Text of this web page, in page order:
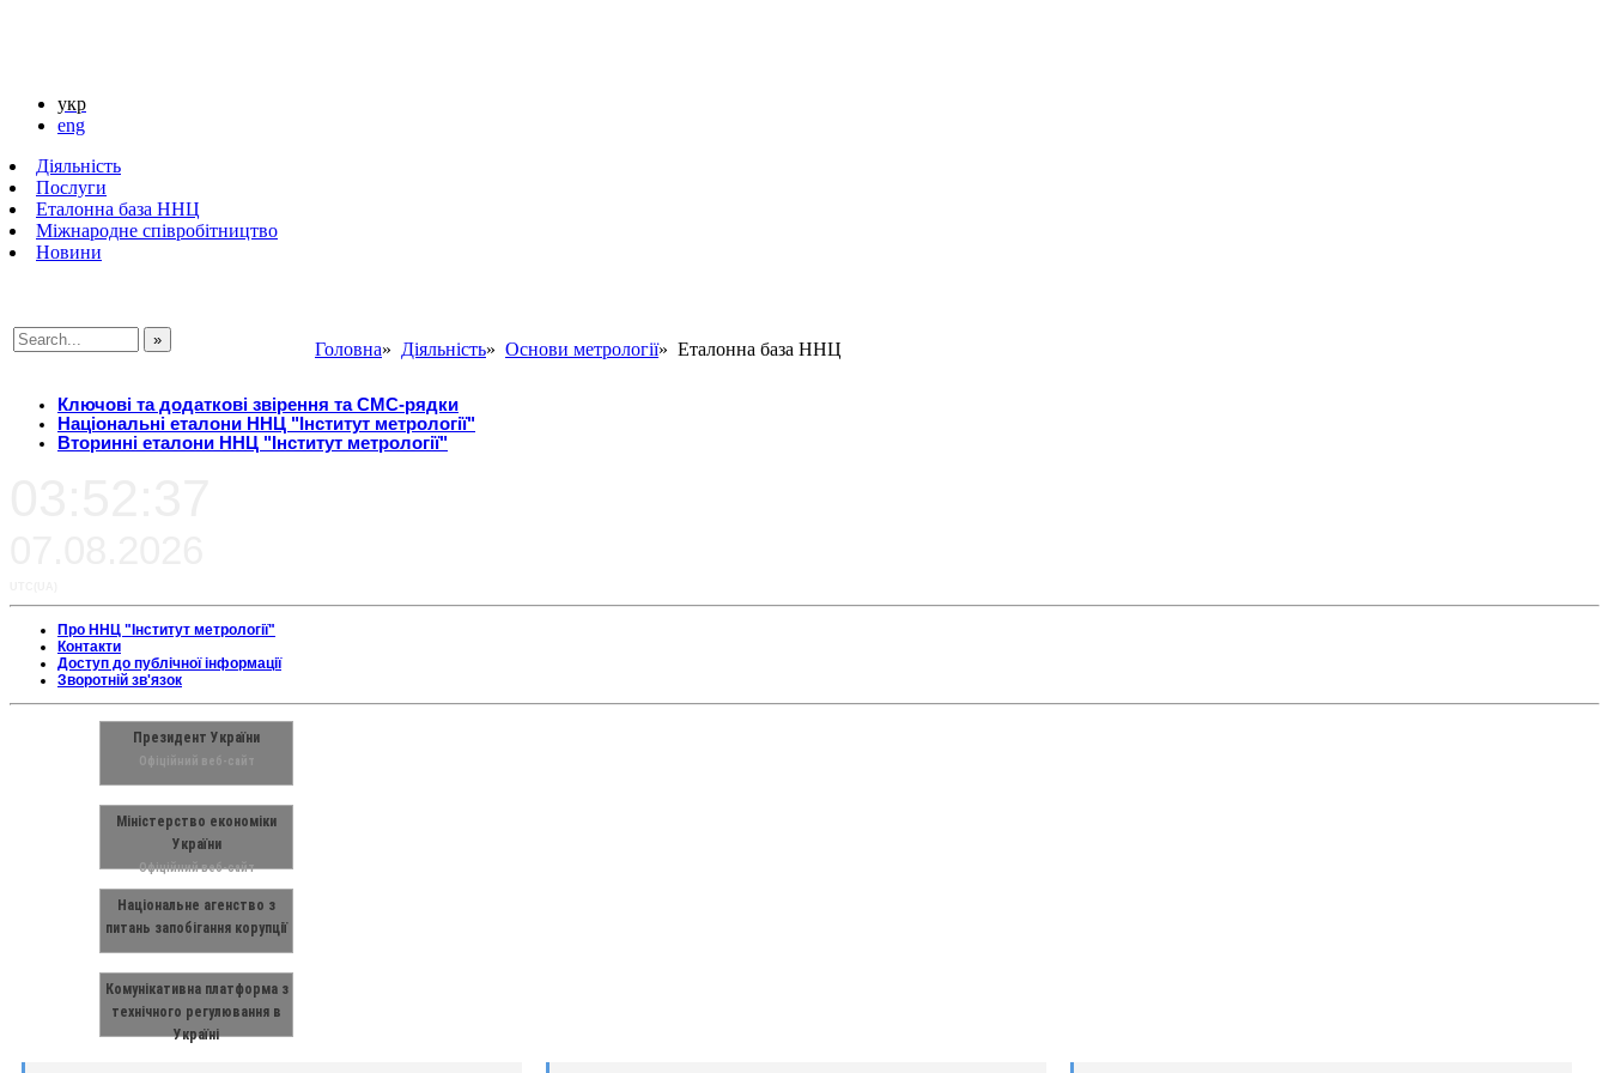
укр
eng
Діяльність
Послуги
Еталонна база ННЦ
Міжнародне співробітництво
Новини
Головна» Діяльність» Основи метрології» Еталонна база ННЦ
Ключові та додаткові звірення та СМС-рядки
Національні еталони ННЦ "Інститут метрології"
Вторинні еталони ННЦ "Інститут метрології"
Про ННЦ "Інститут метрології"
Контакти
Доступ до публічної інформації
Зворотній зв'язок
Президент України
Офіційний веб-сайт
Міністерство економіки
України
Офіційний веб-сайт
Національне агенство з
питань запобігання корупції
Комунікативна платформа з
технічного регулювання в
Україні